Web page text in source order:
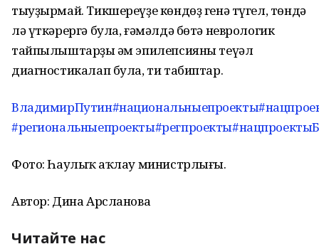
тыуҙырмай. Тикшереүҙе көндөҙ генә түгел, төндә
лә үткәрергә була, ғәмәлдә бөтә неврологик
тайпылыштарҙы һәм эпилепсияны теүәл
диагностикалап була, ти табиптар.
ВладимирПутин#национальныепроекты
#региональныепроекты#регпроекты
Фото: Һаулыҡ һаҡлау министрлығы.
Автор: Дина Арсланова
Читайте нас